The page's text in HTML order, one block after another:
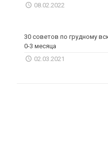
08.02.2022
30 советов по грудному
0-3 месяца
02.03.2021